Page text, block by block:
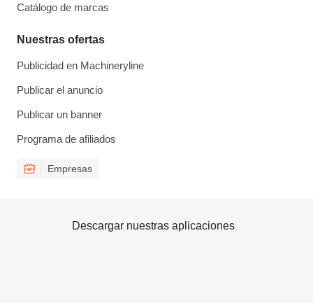
Catálogo de marcas
Nuestras ofertas
Publicidad en Machineryline
Publicar el anuncio
Publicar un banner
Programa de afiliados
Empresas
Descargar nuestras aplicaciones